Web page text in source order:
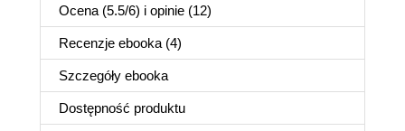
Ocena (5.5/6) i opinie (12)
Recenzje ebooka (4)
Szczegóły ebooka
Dostępność produktu